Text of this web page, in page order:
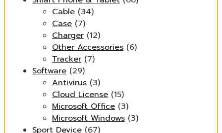
Cable (34)
Case (7)
Charger (12)
Other Accessories (6)
Tracker (7)
Software (29)
Antivirus (3)
Cloud License (15)
Microsoft Office (3)
Microsoft Windows (3)
Sport Device (67)